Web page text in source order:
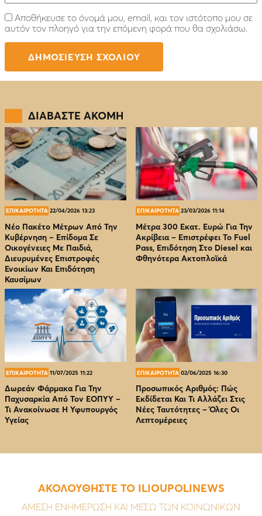
Αποθήκευσε το όνομά μου, email, και τον ιστότοπο μου σε
αυτόν τον πλοηγό για την επόμενη φορά που θα σχολιάσω.
ΔΙΑΒΑΣΤΕ ΑΚΟΜΗ
ΕΠΙΚΑΙΡΟΤΗΤΑ 22/04/2026 13:23
Νέο Πακέτο Μέτρων Από Την
Κυβέρνηση – Επίδομα Σε
Οικογένειες Με Παιδιά,
Διευρυμένες Επιστροφές
Ενοικίων Και Επιδότηση
Καυσίμων
ΕΠΙΚΑΙΡΟΤΗΤΑ 23/03/2026 11:14
Μέτρα 300 Εκατ. Ευρώ Για Την
Ακρίβεια – Επιστρέφει Το Fuel
Pass, Επιδότηση Στο Diesel και
Φθηνότερα Ακτοπλοϊκά
ΕΠΙΚΑΙΡΟΤΗΤΑ 11/07/2025 11:22
Δωρεάν Φάρμακα Για Την
Παχυσαρκία Από Τον EOΠΥΥ –
Τι Ανακοίνωσε Η Υφυπουργός
Υγείας
ΕΠΙΚΑΙΡΟΤΗΤΑ 02/06/2025 16:30
Προσωπικός Αριθμός: Πώς
Εκδίδεται Και Τι Αλλάζει Στις
Νέες Ταυτότητες – Όλες Οι
Λεπτομέρειες
ΑΚΟΛΟΥΘΗΣΤΕ ΤΟ ILIOUPOLINEWS
ΑΜΕΣΗ ΕΝΗΜΕΡΩΣΗ ΚΑΙ ΜΕΣΩ ΤΩΝ ΚΟΙΝΩΝΙΚΩΝ